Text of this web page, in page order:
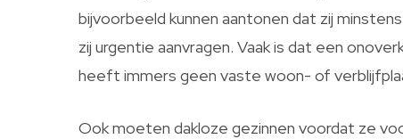
bijvoorbeeld kunnen aantonen dat zij
zij urgentie aanvragen. Vaak is dat een
heeft immers geen vaste woon- of
Ook moeten dakloze gezinnen voordat ze